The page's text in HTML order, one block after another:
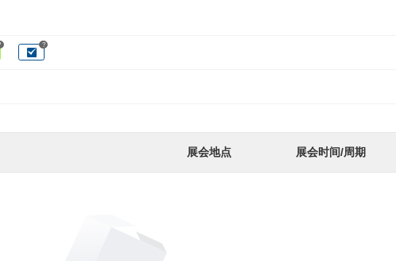
?
展会地点 展会时间/周期